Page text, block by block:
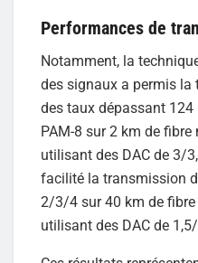
Performances de
Notamment, la
des signaux a permis
des taux dépassant 124
PAM-8 sur 2 km de
utilisant des DAC de 3/
facilité la transmission
2/3/4 sur 40 km de
utilisant des DAC de